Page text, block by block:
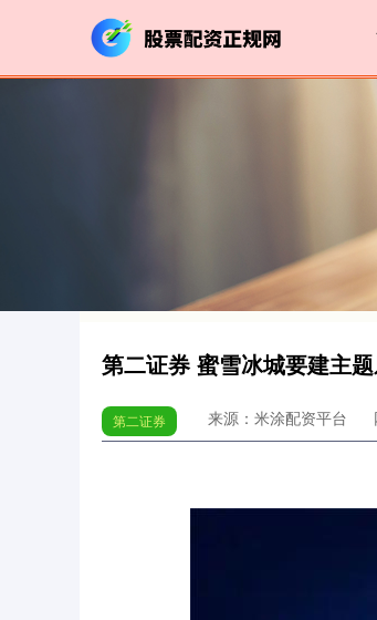
第二证券 蜜雪冰城要建主
第二证券 来源：米涂配资平台